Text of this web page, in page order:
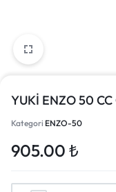
YUKİ ENZO 50 CC
Kategori ENZO-50
905.00 ₺